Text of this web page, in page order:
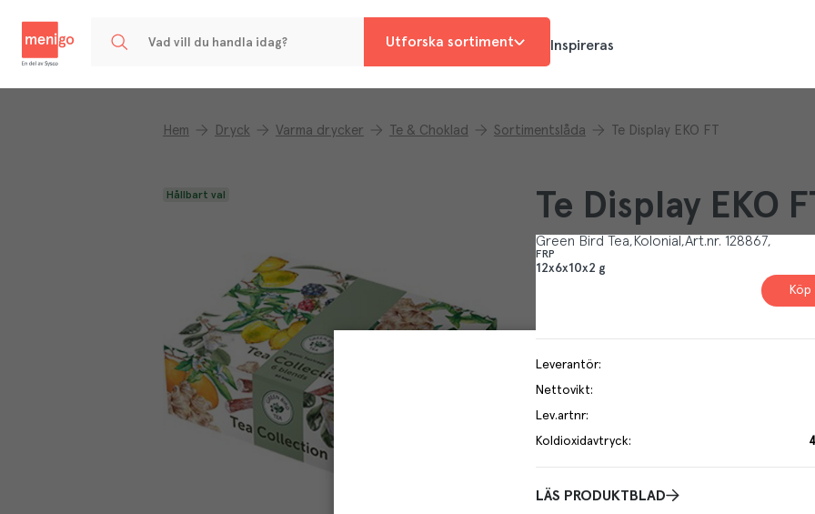
Utforska sortiment Inspireras
Hem Dryck Varma drycker Te & Choklad Sortimentslåda Te Display EKO FT
Te Display EKO
Green Bird Tea Kolonial Art.nr. 128867
FRP
12x6x10x2 g
Köp
Leverantör:
Nettovikt:
Lev.artnr:
Koldioxidavtryck:
LÄS PRODUKTBLAD
Hållbart val